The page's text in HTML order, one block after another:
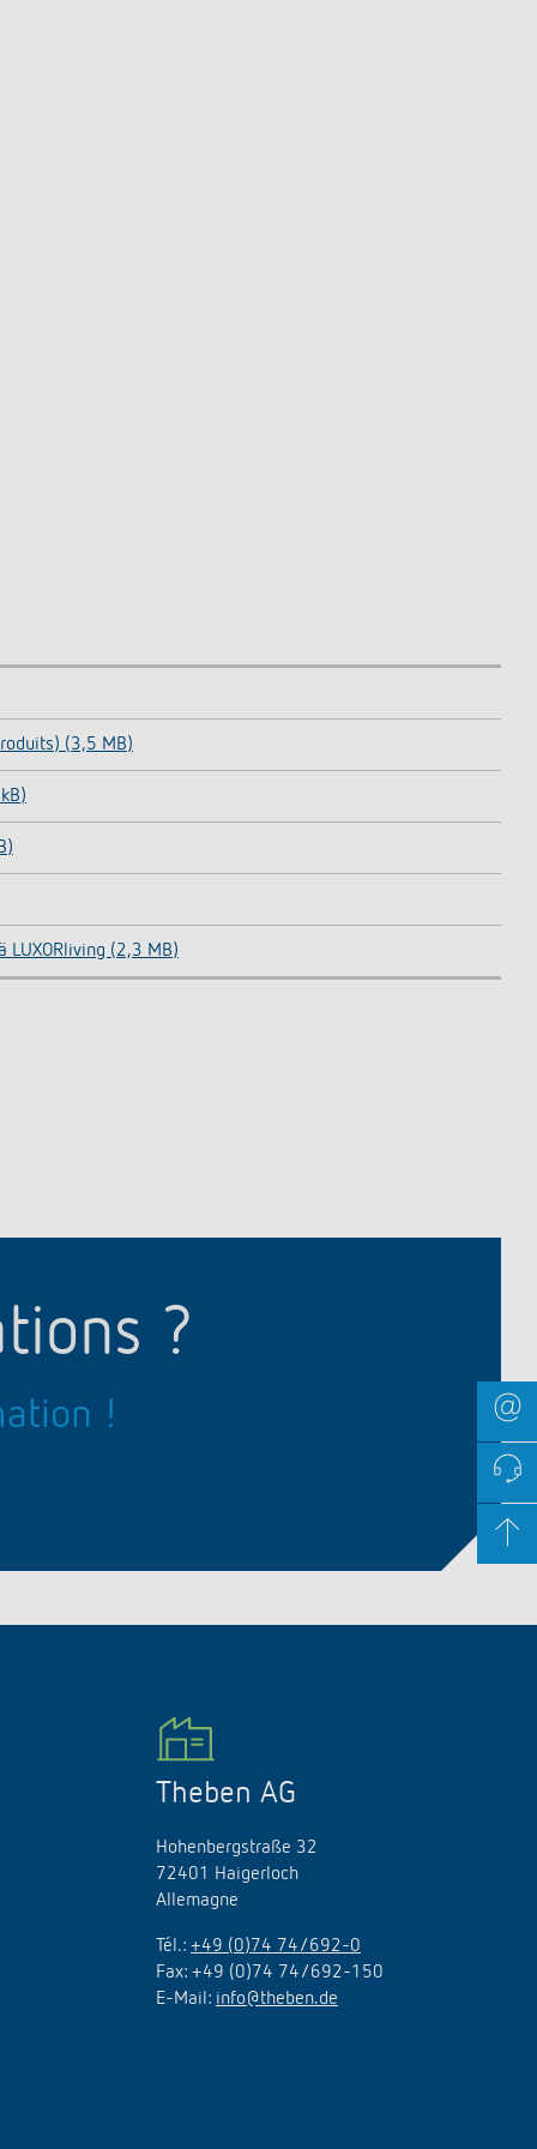
(3,5 MB)
LUXORliving (2,3 MB)
?
!
Theben AG
Hohenbergstraße 32
72401 Haigerloch
Allemagne
Tél.: +49 (0)74 74/692-0
Fax: +49 (0)74 74/692-150
E-Mail: info@theben.de